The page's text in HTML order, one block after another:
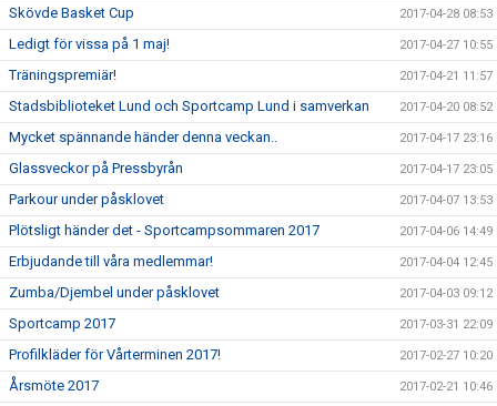
Skövde Basket Cup 2017-04-28 08:53
Ledigt för vissa på 1 maj! 2017-04-27 10:55
Träningspremiär! 2017-04-21 11:57
Stadsbiblioteket Lund och Sportcamp Lund i samverkan 2017-04-20 08:52
Mycket spännande händer denna veckan.. 2017-04-17 23:16
Glassveckor på Pressbyrån 2017-04-17 23:05
Parkour under påsklovet 2017-04-07 13:53
Plötsligt händer det - Sportcampsommaren 2017 2017-04-06 14:49
Erbjudande till våra medlemmar! 2017-04-04 12:45
Zumba/Djembel under påsklovet 2017-04-03 09:12
Sportcamp 2017 2017-03-31 22:09
Profilkläder för Vårterminen 2017! 2017-02-27 10:20
Årsmöte 2017 2017-02-21 10:46